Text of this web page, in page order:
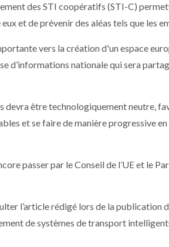
des STI coopératifs (STI-C)
et de prévenir des aléas tels que les
vers la création d'un espace
d’informations nationale qui sera
devra être technologiquement neutre,
et se faire de manière progressive
passer par le Conseil de l’UE et le
l’article rédigé lors de la publication
de systèmes de transport